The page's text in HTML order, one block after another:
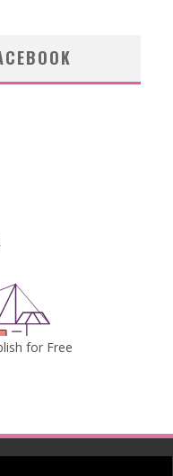
for Free